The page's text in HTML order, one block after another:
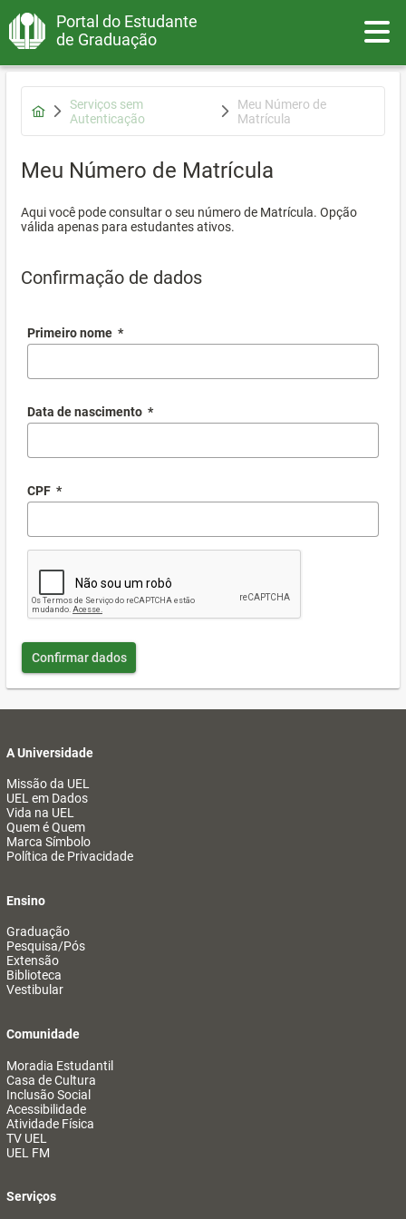
Portal do Estudante
de Graduação
Serviços sem
Autenticação
Meu Número de
Matrícula
Meu Número de Matrícula
Aqui você pode consultar o seu número de Matrícula. Opção
válida apenas para estudantes ativos.
Confirmação de dados
Primeiro nome *
Data de nascimento *
CPF *
Confirmar dados
A Universidade
Missão da UEL
UEL em Dados
Vida na UEL
Quem é Quem
Marca Símbolo
Política de Privacidade
Ensino
Graduação
Pesquisa/Pós
Extensão
Biblioteca
Vestibular
Comunidade
Moradia Estudantil
Casa de Cultura
Inclusão Social
Acessibilidade
Atividade Física
TV UEL
UEL FM
Serviços